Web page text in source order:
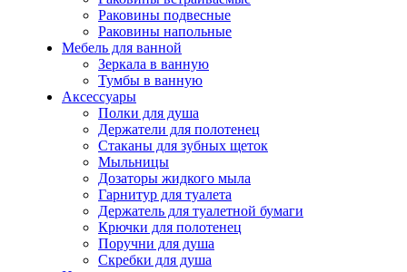
Раковины подвесные
Раковины напольные
Мебель для ванной
Зеркала в ванную
Тумбы в ванную
Аксессуары
Полки для душа
Держатели для полотенец
Стаканы для зубных щеток
Мыльницы
Дозаторы жидкого мыла
Гарнитур для туалета
Держатель для туалетной бумаги
Крючки для полотенец
Поручни для душа
Скребки для душа